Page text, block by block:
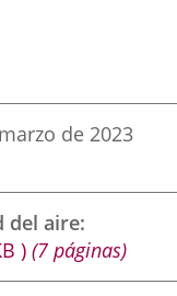
de 2023
del aire
)(7 páginas)